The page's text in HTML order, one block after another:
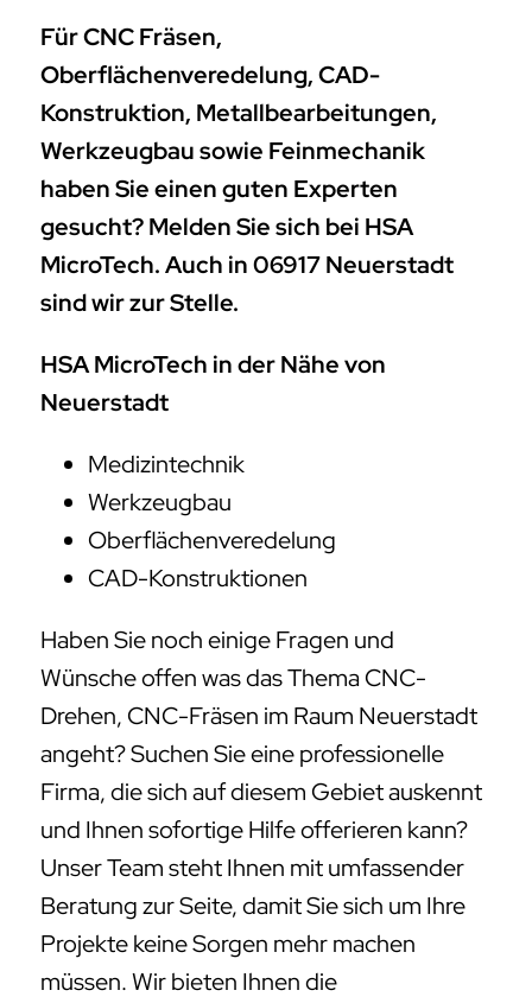
Für CNC Fräsen,
Oberflächenveredelung, CAD-
Konstruktion, Metallbearbeitungen,
Werkzeugbau sowie Feinmechanik
haben Sie einen guten Experten
gesucht? Melden Sie sich bei HSA
MicroTech. Auch in 06917 Neuerstadt
sind wir zur Stelle.
HSA MicroTech in der Nähe von
Neuerstadt
Medizintechnik
Werkzeugbau
Oberflächenveredelung
CAD-Konstruktionen
Haben Sie noch einige Fragen und
Wünsche offen was das Thema CNC-
Drehen, CNC-Fräsen im Raum Neuerstadt
angeht? Suchen Sie eine professionelle
Firma, die sich auf diesem Gebiet auskennt
und Ihnen sofortige Hilfe offerieren kann?
Unser Team steht Ihnen mit umfassender
Beratung zur Seite, damit Sie sich um Ihre
Projekte keine Sorgen mehr machen
müssen. Wir bieten Ihnen die